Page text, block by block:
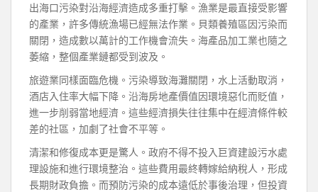
出海口污染對沿海經濟造成多重打擊。漁業是最直接受影響
的產業，許多傳統漁場已經無法作業。貝類養殖區因污染而
關閉，造成數以萬計的工作機會流失。海產品加工業也隨之
萎縮，整個產業鏈都受到波及。
旅遊業同樣面臨危機。污染導致海灘關閉，水上活動取消，
酒店入住率大幅下降。沿海房地產價值因環境惡化而貶值，
進一步削弱當地經濟。這些經濟損失往往集中在經濟條件較
差的社區，加劇了社會不平等。
清潔和修復成本更是驚人。政府不得不投入巨資建設污水處
理設施和進行環境整治。這些費用最終轉嫁給納稅人，形成
長期財政負擔。而預防污染的成本遠低於事後治理，但投資